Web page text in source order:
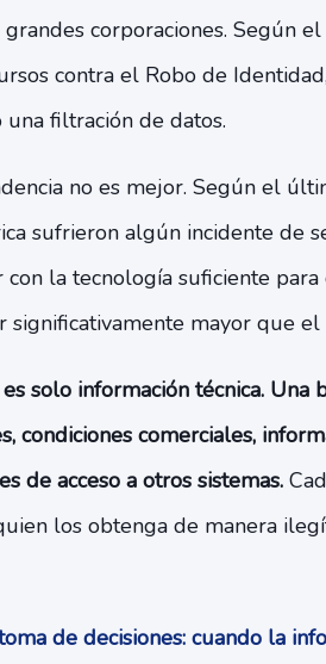
grandes corporaciones. Según
contra el Robo de
filtración de datos.
no es mejor. Según el
sufrieron algún incidente de
con la tecnología suficiente
mayor que el
solo información técnica.
condiciones comerciales,
de acceso a otros sistemas.
los obtenga de manera
de decisiones: cuando la